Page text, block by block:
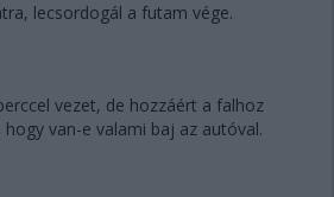
lecsordogál a futam vége.
vezet, de hozzáért a falhoz
van-e valami baj az autóval.